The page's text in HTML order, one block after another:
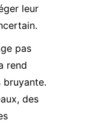
leur
pas
rend
bruyante.
des